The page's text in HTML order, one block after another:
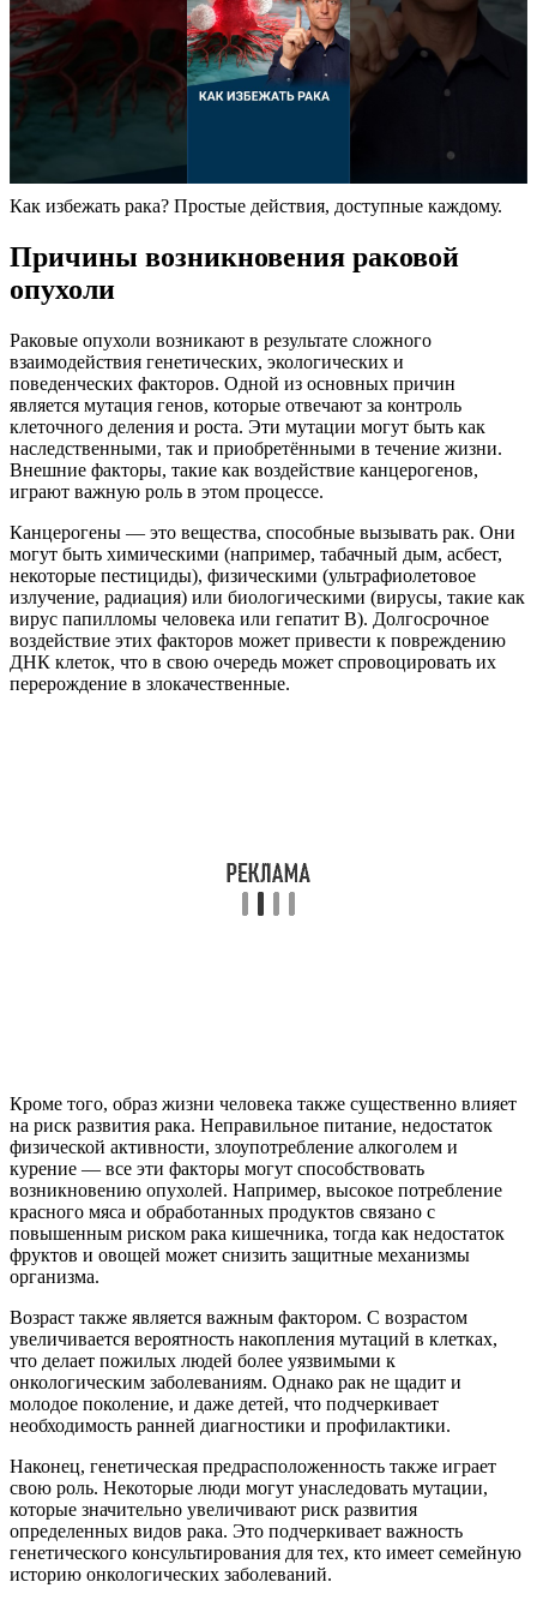
Как избежать рака? Простые действия, доступные каждому.
Причины возникновения раковой
опухоли
Раковые опухоли возникают в результате сложного
взаимодействия генетических, экологических и
поведенческих факторов. Одной из основных причин
является мутация генов, которые отвечают за контроль
клеточного деления и роста. Эти мутации могут быть как
наследственными, так и приобретёнными в течение жизни.
Внешние факторы, такие как воздействие канцерогенов,
играют важную роль в этом процессе.
Канцерогены — это вещества, способные вызывать рак. Они
могут быть химическими (например, табачный дым, асбест,
некоторые пестициды), физическими (ультрафиолетовое
излучение, радиация) или биологическими (вирусы, такие как
вирус папилломы человека или гепатит B). Долгосрочное
воздействие этих факторов может привести к повреждению
ДНК клеток, что в свою очередь может спровоцировать их
перерождение в злокачественные.
Кроме того, образ жизни человека также существенно влияет
на риск развития рака. Неправильное питание, недостаток
физической активности, злоупотребление алкоголем и
курение — все эти факторы могут способствовать
возникновению опухолей. Например, высокое потребление
красного мяса и обработанных продуктов связано с
повышенным риском рака кишечника, тогда как недостаток
фруктов и овощей может снизить защитные механизмы
организма.
Возраст также является важным фактором. С возрастом
увеличивается вероятность накопления мутаций в клетках,
что делает пожилых людей более уязвимыми к
онкологическим заболеваниям. Однако рак не щадит и
молодое поколение, и даже детей, что подчеркивает
необходимость ранней диагностики и профилактики.
Наконец, генетическая предрасположенность также играет
свою роль. Некоторые люди могут унаследовать мутации,
которые значительно увеличивают риск развития
определенных видов рака. Это подчеркивает важность
генетического консультирования для тех, кто имеет семейную
историю онкологических заболеваний.